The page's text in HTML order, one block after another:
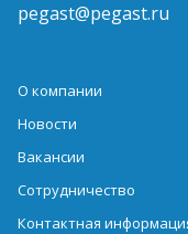
pegast@pegast.ru
О компании
Новости
Вакансии
Сотрудничество
Контактная